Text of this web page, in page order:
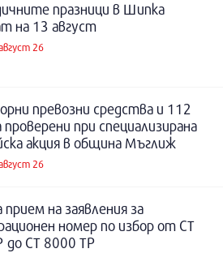
празници в Шипка
на 13 август
26
превозни средства и 112
при специализирана
акция в община Мъглиж
26
прием на заявления за
номер по избор от СТ
до СТ 8000 ТР